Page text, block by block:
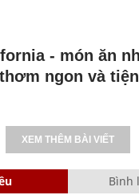
- món ăn
ngon và
XEM THÊM BÀI VIẾT
Bình